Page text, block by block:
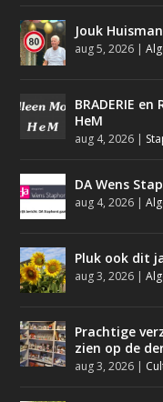
Jouk
aug 5, 2026 |
BRADERIE
HeM
aug 4, 2026 |
DA Wens
aug 4, 2026 |
Pluk ook dit
aug 3, 2026 |
Prachtige
zien op de
aug 3, 2026 |